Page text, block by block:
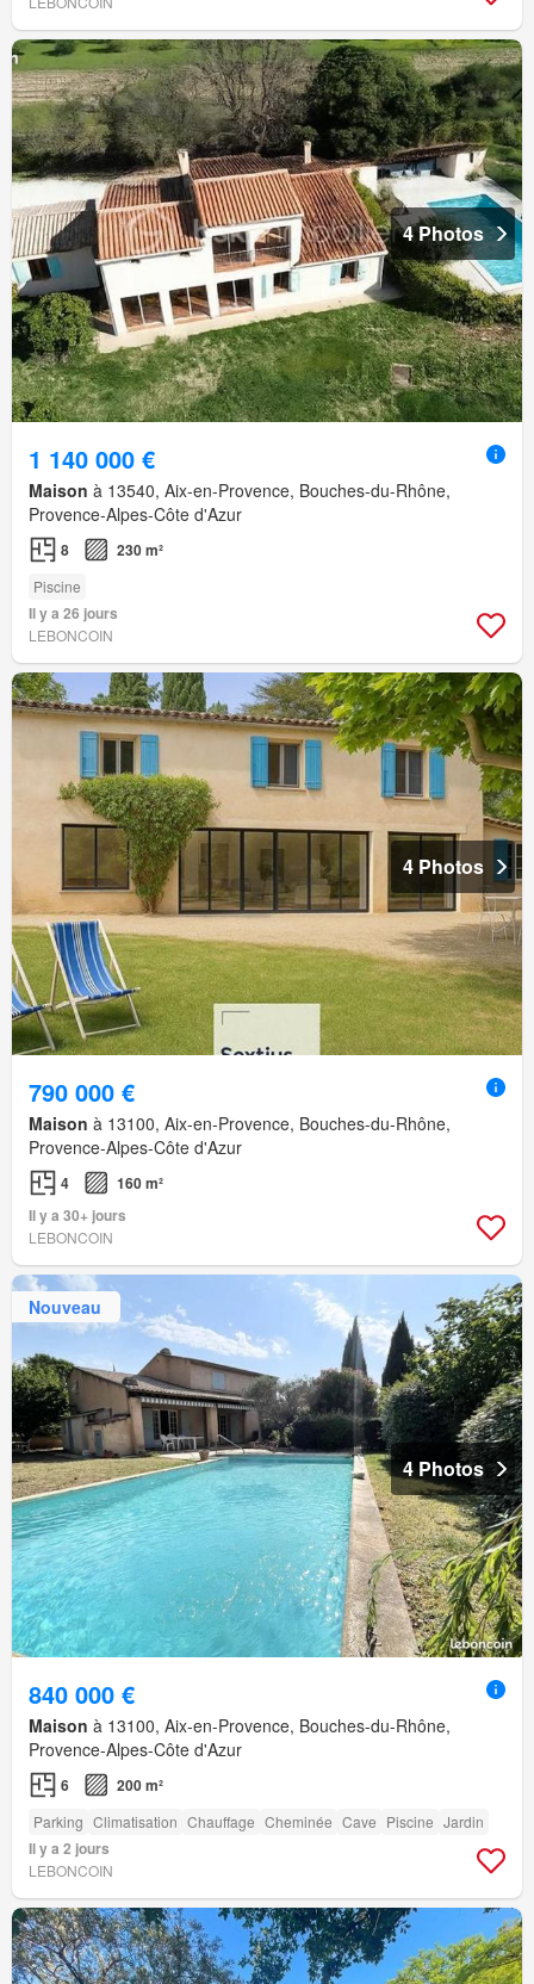
4 Photos
1 140 000 €
Maison à 13540, Aix-en-Provence, Bouches-du-Rhône,
Provence-Alpes-Côte d'Azur
8 230 m²
Piscine
Il y a 26 jours
LEBONCOIN
4 Photos
790 000 €
Maison à 13100, Aix-en-Provence, Bouches-du-Rhône,
Provence-Alpes-Côte d'Azur
4
160 m²
Il y a 30+ jours
LEBONCOIN
Nouveau
4 Photos
840 000 €
Maison à 13100, Aix-en-Provence, Bouches-du-Rhône,
Provence-Alpes-Côte d'Azur
6 200 m²
Parking Climatisation Chauffage Cheminée Cave Piscine Jardin
Il y a 2 jours
LEBONCOIN